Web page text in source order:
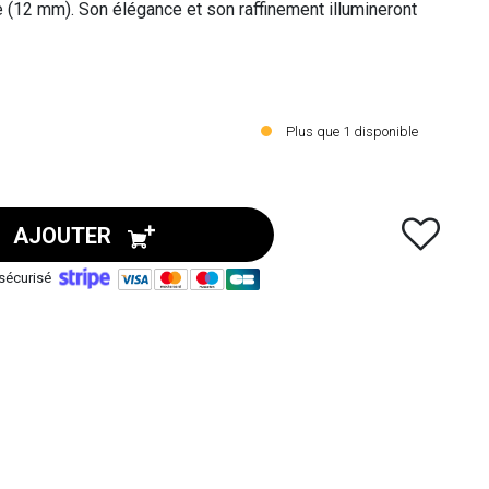
mm). Son élégance et son raffinement illumineront
rétro !
Plus que 1 disponible
AJOUTER